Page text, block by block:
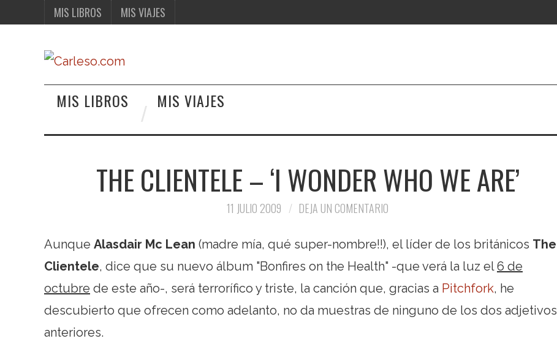
MIS LIBROS MIS VIAJES
MIS LIBROS MIS VIAJES
THE CLIENTELE – ‘I WONDER WHO WE ARE’
11 JULIO 2009 DEJA UN COMENTARIO
Aunque Alasdair Mc Lean (madre mía, qué super-nombre!!), el líder de los británicos The
Clientele, dice que su nuevo álbum "Bonfires on the Health" -que verá la luz el6 de
octubre de este año-, será terrorífico y triste, la canción que, gracias a Pitchfork, he
descubierto que ofrecen como adelanto, no da muestras de ninguno de los dos adjetivos
anteriores.